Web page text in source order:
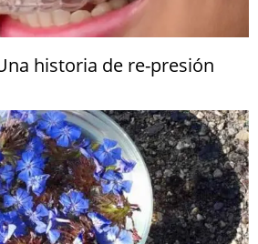
historia de re-presión